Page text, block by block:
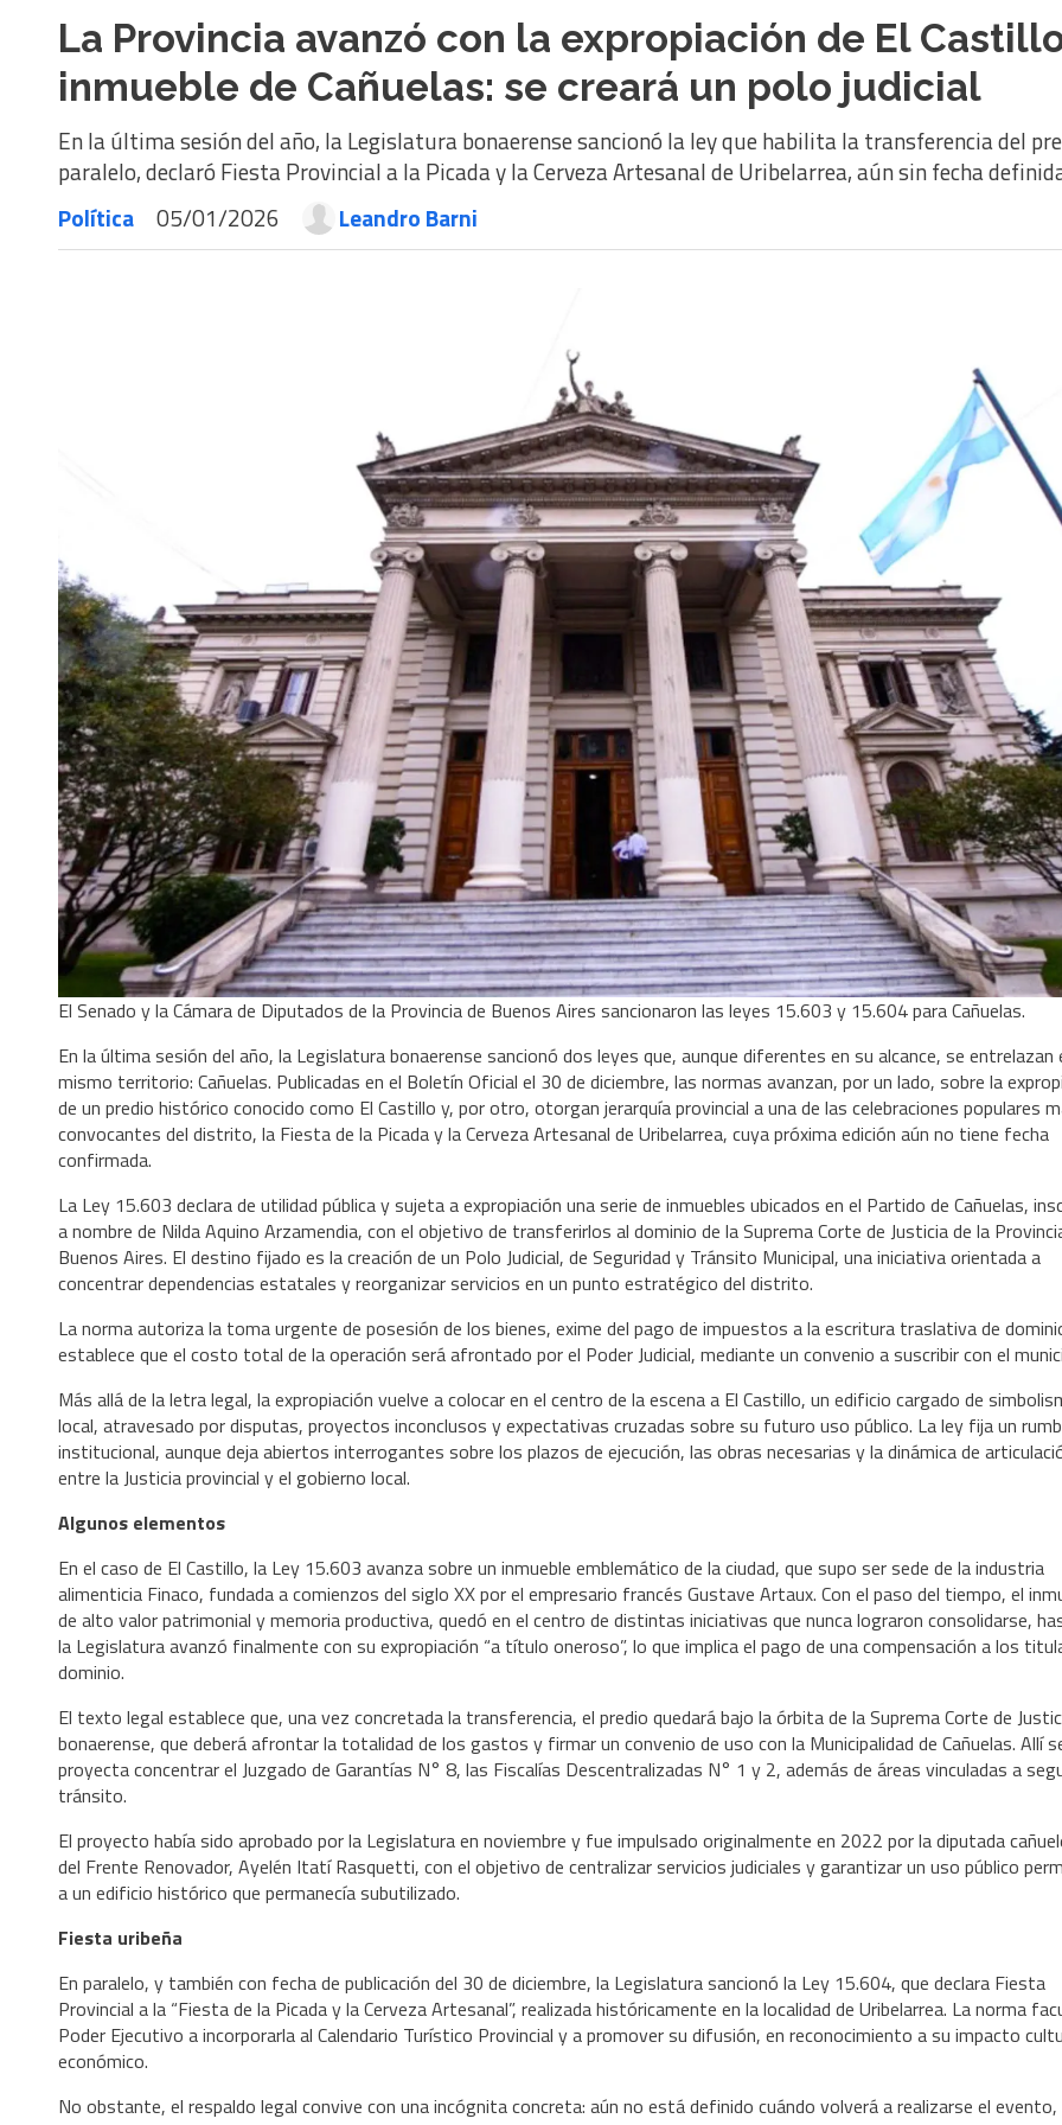
La Provincia avanzó con la expropiación de El
inmueble de Cañuelas: se creará un polo judicial
En la última sesión del año, la Legislatura bonaerense sancionó la ley que habilita la transferencia del
paralelo, declaró Fiesta Provincial a la Picada y la Cerveza Artesanal de Uribelarrea, aún sin fecha
Política
05/01/2026 Leandro Barni
El Senado y la Cámara de Diputados de la Provincia de Buenos Aires sancionaron las leyes 15.603 y 15.604 para Cañuelas.
En la última sesión del año, la Legislatura bonaerense sancionó dos leyes que, aunque diferentes en su alcance, se entrelazan
mismo territorio: Cañuelas. Publicadas en el Boletín Oficial el 30 de diciembre, las normas avanzan, por un lado, sobre la
de un predio histórico conocido como El Castillo y, por otro, otorgan jerarquía provincial a una de las celebraciones populares
convocantes del distrito, la Fiesta de la Picada y la Cerveza Artesanal de Uribelarrea, cuya próxima edición aún no tiene fecha
confirmada.
La Ley 15.603 declara de utilidad pública y sujeta a expropiación una serie de inmuebles ubicados en el Partido de Cañuelas,
a nombre de Nilda Aquino Arzamendia, con el objetivo de transferirlos al dominio de la Suprema Corte de Justicia de la
Buenos Aires. El destino fijado es la creación de un Polo Judicial, de Seguridad y Tránsito Municipal, una iniciativa orientada a
concentrar dependencias estatales y reorganizar servicios en un punto estratégico del distrito.
La norma autoriza la toma urgente de posesión de los bienes, exime del pago de impuestos a la escritura traslativa de
establece que el costo total de la operación será afrontado por el Poder Judicial, mediante un convenio a suscribir con el
Más allá de la letra legal, la expropiación vuelve a colocar en el centro de la escena a El Castillo, un edificio cargado de
local, atravesado por disputas, proyectos inconclusos y expectativas cruzadas sobre su futuro uso público. La ley fija un
institucional, aunque deja abiertos interrogantes sobre los plazos de ejecución, las obras necesarias y la dinámica de
entre la Justicia provincial y el gobierno local.
Algunos elementos
En el caso de El Castillo, la Ley 15.603 avanza sobre un inmueble emblemático de la ciudad, que supo ser sede de la industria
alimenticia Finaco, fundada a comienzos del siglo XX por el empresario francés Gustave Artaux. Con el paso del tiempo, el
de alto valor patrimonial y memoria productiva, quedó en el centro de distintas iniciativas que nunca lograron consolidarse,
la Legislatura avanzó finalmente con su expropiación “a título oneroso”, lo que implica el pago de una compensación a los
dominio.
El texto legal establece que, una vez concretada la transferencia, el predio quedará bajo la órbita de la Suprema Corte de
bonaerense, que deberá afrontar la totalidad de los gastos y firmar un convenio de uso con la Municipalidad de Cañuelas. Allí
proyecta concentrar el Juzgado de Garantías N° 8, las Fiscalías Descentralizadas N° 1 y 2, además de áreas vinculadas a
tránsito.
El proyecto había sido aprobado por la Legislatura en noviembre y fue impulsado originalmente en 2022 por la diputada
del Frente Renovador, Ayelén Itatí Rasquetti, con el objetivo de centralizar servicios judiciales y garantizar un uso público
a un edificio histórico que permanecía subutilizado.
Fiesta uribeña
En paralelo, y también con fecha de publicación del 30 de diciembre, la Legislatura sancionó la Ley 15.604, que declara Fiesta
Provincial a la “Fiesta de la Picada y la Cerveza Artesanal”, realizada históricamente en la localidad de Uribelarrea. La norma
Poder Ejecutivo a incorporarla al Calendario Turístico Provincial y a promover su difusión, en reconocimiento a su impacto
económico.
No obstante, el respaldo legal convive con una incógnita concreta: aún no está definido cuándo volverá a realizarse el evento,